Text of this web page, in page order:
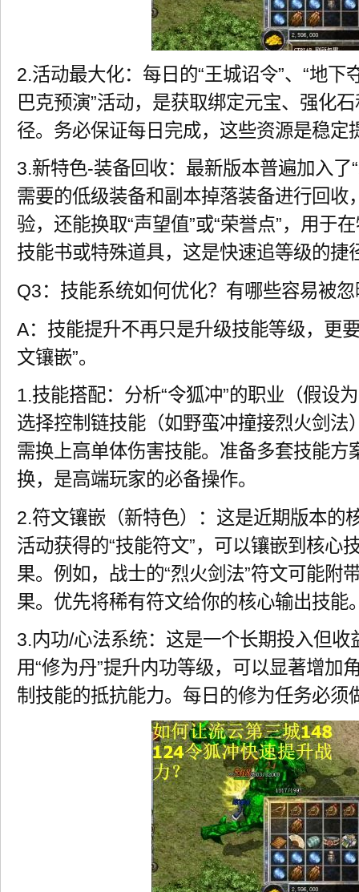
2.活动最大化：每日的“王城诏令”、“地下
巴克预演”活动，是获取绑定元宝、强化
径。务必保证每日完成，这些资源是稳定
3.新特色-装备回收：最新版本普遍加入了
需要的低级装备和副本掉落装备进行回收
验，还能换取“声望值”或“荣誉点”，用于
技能书或特殊道具，这是快速追等级的捷
Q3：技能系统如何优化？有哪些容易被
A：技能提升不再只是升级技能等级，更
文镶嵌”。
1.技能搭配：分析“令狐冲”的职业（假设
选择控制链技能（如野蛮冲撞接烈火剑法
需换上高单体伤害技能。准备多套技能方
换，是高端玩家的必备操作。
2.符文镶嵌（新特色）：这是近期版本的
活动获得的“技能符文”，可以镶嵌到核心
果。例如，战士的“烈火剑法”符文可能附
果。优先将稀有符文给你的核心输出技能
3.内功/心法系统：这是一个长期投入但收
用“修为丹”提升内功等级，可以显著增加
制技能的抵抗能力。每日的修为任务必须